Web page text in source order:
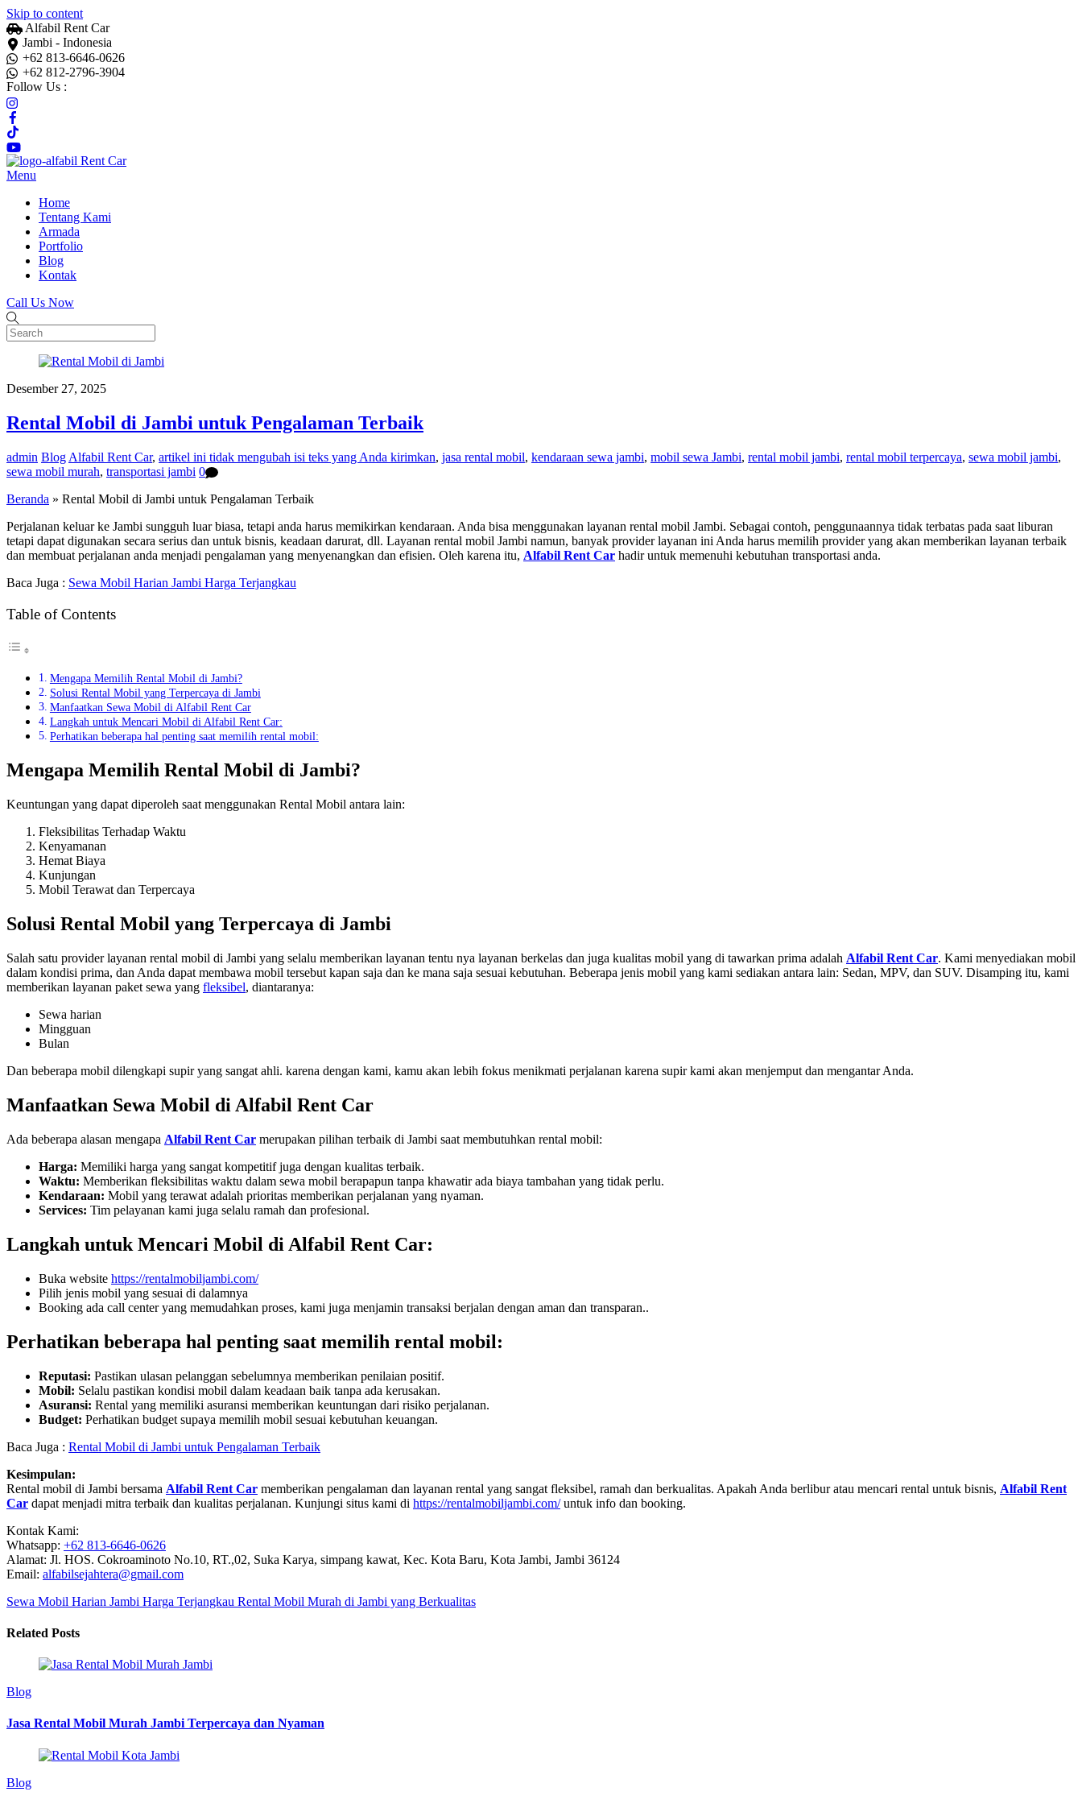
Skip to content
Alfabil Rent Car
Jambi - Indonesia
+62 813-6646-0626
+62 812-2796-3904
Follow Us :
Menu
Home
Tentang Kami
Armada
Portfolio
Blog
Kontak
Call Us Now
Desember 27, 2025
Rental Mobil di Jambi untuk Pengalaman Terbaik
admin Blog Alfabil Rent Car, artikel ini tidak mengubah isi teks yang Anda kirimkan, jasa rental mobil, kendaraan sewa jambi, mobil sewa Jambi, rental mobil jambi, rental mobil terpercaya, sewa mobil jambi,
sewa mobil murah, transportasi jambi 0
Beranda » Rental Mobil di Jambi untuk Pengalaman Terbaik
Perjalanan keluar ke Jambi sungguh luar biasa, tetapi anda harus memikirkan kendaraan. Anda bisa menggunakan layanan rental mobil Jambi. Sebagai contoh, penggunaannya tidak terbatas pada saat liburan
tetapi dapat digunakan secara serius dan untuk bisnis, keadaan darurat, dll. Layanan rental mobil Jambi namun, banyak provider layanan ini Anda harus memilih provider yang akan memberikan layanan terbaik
dan membuat perjalanan anda menjadi pengalaman yang menyenangkan dan efisien. Oleh karena itu, Alfabil Rent Car hadir untuk memenuhi kebutuhan transportasi anda.
Baca Juga : Sewa Mobil Harian Jambi Harga Terjangkau
Table of Contents
Mengapa Memilih Rental Mobil di Jambi?
Solusi Rental Mobil yang Terpercaya di Jambi
Manfaatkan Sewa Mobil di Alfabil Rent Car
Langkah untuk Mencari Mobil di Alfabil Rent Car:
Perhatikan beberapa hal penting saat memilih rental mobil:
Mengapa Memilih Rental Mobil di Jambi?
Keuntungan yang dapat diperoleh saat menggunakan Rental Mobil antara lain:
Fleksibilitas Terhadap Waktu
Kenyamanan
Hemat Biaya
Kunjungan
Mobil Terawat dan Terpercaya
Solusi Rental Mobil yang Terpercaya di Jambi
Salah satu provider layanan rental mobil di Jambi yang selalu memberikan layanan tentu nya layanan berkelas dan juga kualitas mobil yang di tawarkan prima adalah Alfabil Rent Car. Kami menyediakan mobil
dalam kondisi prima, dan Anda dapat membawa mobil tersebut kapan saja dan ke mana saja sesuai kebutuhan. Beberapa jenis mobil yang kami sediakan antara lain: Sedan, MPV, dan SUV. Disamping itu, kami
memberikan layanan paket sewa yang fleksibel, diantaranya:
Sewa harian
Mingguan
Bulan
Dan beberapa mobil dilengkapi supir yang sangat ahli. karena dengan kami, kamu akan lebih fokus menikmati perjalanan karena supir kami akan menjemput dan mengantar Anda.
Manfaatkan Sewa Mobil di Alfabil Rent Car
Ada beberapa alasan mengapa Alfabil Rent Car merupakan pilihan terbaik di Jambi saat membutuhkan rental mobil:
Harga: Memiliki harga yang sangat kompetitif juga dengan kualitas terbaik.
Waktu: Memberikan fleksibilitas waktu dalam sewa mobil berapapun tanpa khawatir ada biaya tambahan yang tidak perlu.
Kendaraan: Mobil yang terawat adalah prioritas memberikan perjalanan yang nyaman.
Services: Tim pelayanan kami juga selalu ramah dan profesional.
Langkah untuk Mencari Mobil di Alfabil Rent Car:
Buka website https://rentalmobiljambi.com/
Pilih jenis mobil yang sesuai di dalamnya
Booking ada call center yang memudahkan proses, kami juga menjamin transaksi berjalan dengan aman dan transparan..
Perhatikan beberapa hal penting saat memilih rental mobil:
Reputasi: Pastikan ulasan pelanggan sebelumnya memberikan penilaian positif.
Mobil: Selalu pastikan kondisi mobil dalam keadaan baik tanpa ada kerusakan.
Asuransi: Rental yang memiliki asuransi memberikan keuntungan dari risiko perjalanan.
Budget: Perhatikan budget supaya memilih mobil sesuai kebutuhan keuangan.
Baca Juga : Rental Mobil di Jambi untuk Pengalaman Terbaik
Kesimpulan:
Rental mobil di Jambi bersama Alfabil Rent Car memberikan pengalaman dan layanan rental yang sangat fleksibel, ramah dan berkualitas. Apakah Anda berlibur atau mencari rental untuk bisnis, Alfabil Rent
Car dapat menjadi mitra terbaik dan kualitas perjalanan. Kunjungi situs kami di https://rentalmobiljambi.com/untuk info dan booking.
Kontak Kami:
Whatsapp: +62 813-6646-0626
Alamat: Jl. HOS. Cokroaminoto No.10, RT.,02, Suka Karya, simpang kawat, Kec. Kota Baru, Kota Jambi, Jambi 36124
Email: alfabilsejahtera@gmail.com
Sewa Mobil Harian Jambi Harga Terjangkau Rental Mobil Murah di Jambi yang Berkualitas
Related Posts
Blog
Jasa Rental Mobil Murah Jambi Terpercaya dan Nyaman
Blog